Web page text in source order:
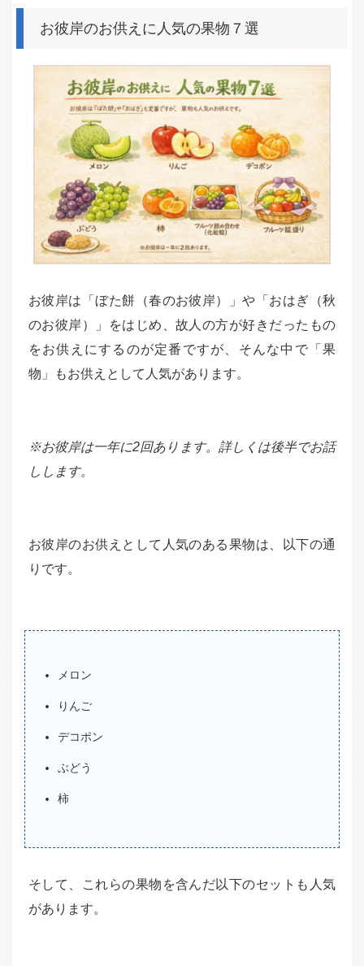
お彼岸のお供えに人気の果物７選
お彼岸は「ぼた餅（春のお彼岸）」や「おはぎ（秋
のお彼岸）」をはじめ、故人の方が好きだったもの
をお供えにするのが定番ですが、そんな中で「果
物」もお供えとして人気があります。
※お彼岸は一年に2回あります。詳しくは後半でお話
しします。
お彼岸のお供えとして人気のある果物は、以下の通
りです。
メロン
りんご
デコポン
ぶどう
柿
そして、これらの果物を含んだ以下のセットも人気
があります。